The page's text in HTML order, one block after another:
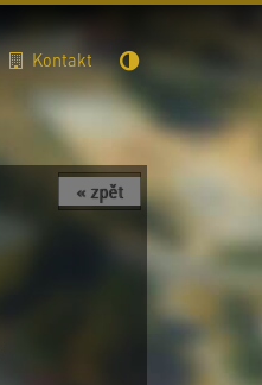
Kontakt
« zpět